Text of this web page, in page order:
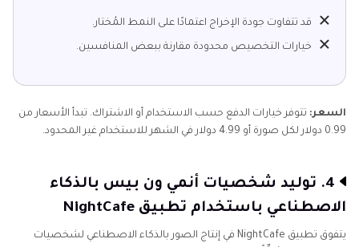
قد تتفاوت جودة الإخراج اعتمادًا على النمط المُختار.
خيارات التخصيص محدودة مقارنة ببعض المنافسين.
السعر: تتوفر خيارات الدفع حسب الاستخدام أو الاشتراك. تبدأ الأسعار من
0.99 دولار لكل صورة أو 4.99 دولار في الشهر للاستخدام غير المحدود.
4. توليد شخصيات أنمي ون بيس بالذكاء
الاصطناعي باستخدام تطبيق NightCafe
يتفوق تطبيق NightCafe في إنتاج الصور بالذكاء الاصطناعي لشخصيات